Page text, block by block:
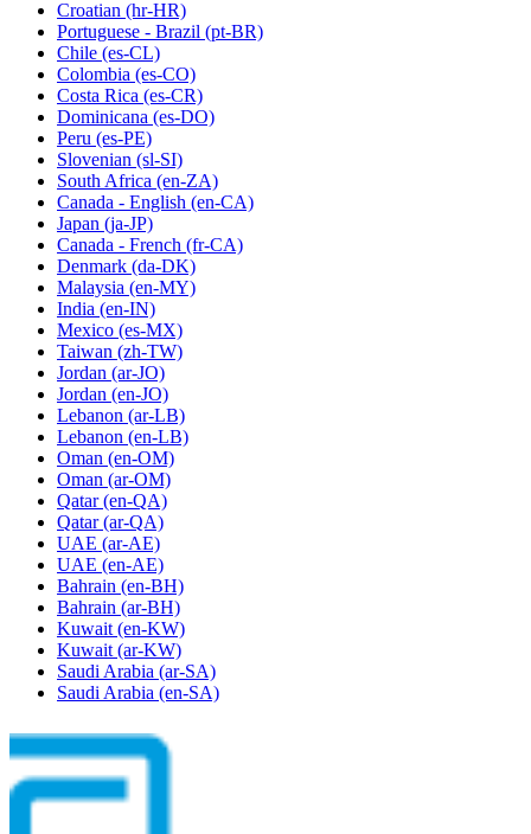
Croatian (hr-HR)
Portuguese - Brazil (pt-BR)
Chile (es-CL)
Colombia (es-CO)
Costa Rica (es-CR)
Dominicana (es-DO)
Peru (es-PE)
Slovenian (sl-SI)
South Africa (en-ZA)
Canada - English (en-CA)
Japan (ja-JP)
Canada - French (fr-CA)
Denmark (da-DK)
Malaysia (en-MY)
India (en-IN)
Mexico (es-MX)
Taiwan (zh-TW)
Jordan (ar-JO)
Jordan (en-JO)
Lebanon (ar-LB)
Lebanon (en-LB)
Oman (en-OM)
Oman (ar-OM)
Qatar (en-QA)
Qatar (ar-QA)
UAE (ar-AE)
UAE (en-AE)
Bahrain (en-BH)
Bahrain (ar-BH)
Kuwait (en-KW)
Kuwait (ar-KW)
Saudi Arabia (ar-SA)
Saudi Arabia (en-SA)